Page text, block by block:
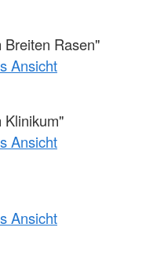
Rasen"
Ansicht
Klinikum"
Ansicht
Ansicht